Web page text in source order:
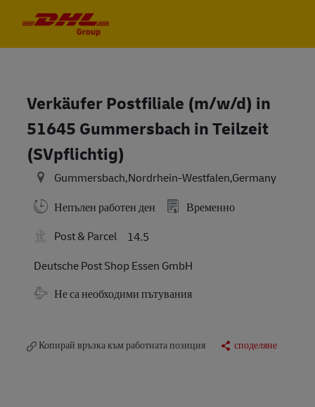
Verkäufer Postfiliale (m/w/d) in
51645 Gummersbach in Teilzeit
(SVpflichtig)
Gummersbach,Nordrhein-Westfalen,Germany
Непълен работен ден
Временно
Post & Parcel
14.5
Deutsche Post Shop Essen GmbH
Travel Required
Не са необходими пътувания
Копирай връзка към работната позиция споделяне